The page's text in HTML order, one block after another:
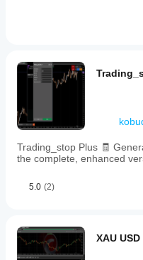
Trading_stop Plus 🧾
the complete, enhanced
5.0 (2)
XAU